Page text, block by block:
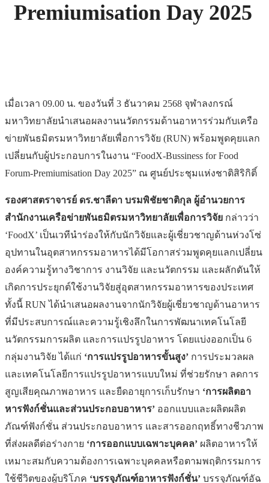
Premiumisation Day 2025
เมื่อเวลา 09.00 น. ของวันที่ 3 ธันวาคม 2568 จุฬาลงกรณ์
มหาวิทยาลัยนำเสนอผลงานนวัตกรรมด้านอาหารร่วมกับเครือ
ข่ายพันธมิตรมหาวิทยาลัยเพื่อการวิจัย (RUN) พร้อมพูดคุยแลก
เปลี่ยนกับผู้ประกอบการในงาน “FoodX-Bussiness for Food
Forum-Premiumisation Day 2025” ณ ศูนย์ประชุมแห่งชาติสิริกิติ์
รองศาสตราจารย์ ดร.ชาลีดา บรมพิชัยชาติกุล ผู้อำนวยการ
สำนักงานเครือข่ายพันธมิตรมหาวิทยาลัยเพื่อการวิจัย กล่าวว่า
‘FoodX’ เป็นเวทีนำร่องให้กับนักวิจัยและผู้เชี่ยวชาญด้านห่วงโซ่
อุปทานในอุตสาหกรรมอาหารได้มีโอกาสร่วมพูดคุยแลกเปลี่ยน
องค์ความรู้ทางวิชาการ งานวิจัย และนวัตกรรม และผลักดันให้
เกิดการประยุกต์ใช้งานวิจัยสู่อุตสาหกรรมอาหารของประเทศ
ทั้งนี้ RUN ได้นำเสนอผลงานจากนักวิจัยผู้เชี่ยวชาญด้านอาหาร
ที่มีประสบการณ์และความรู้เชิงลึกในการพัฒนาเทคโนโลยี
นวัตกรรมการผลิต และการแปรรูปอาหาร โดยแบ่งออกเป็น 6
กลุ่มงานวิจัย ได้แก่ ‘การแปรรูปอาหารขั้นสูง’ การประมวลผล
และเทคโนโลยีการแปรรูปอาหารแบบใหม่ ที่ช่วยรักษา ลดการ
สูญเสียคุณภาพอาหาร และยืดอายุการเก็บรักษา ‘การผลิตอา
หารฟังก์ชั่นและส่วนประกอบอาหาร’ ออกแบบและผลิตผลิต
ภัณฑ์ฟังก์ชั่น ส่วนประกอบอาหาร และสารออกฤทธิ์ทางชีวภาพ
ที่ส่งผลดีต่อร่างกาย ‘การออกแบบเฉพาะบุคคล’ ผลิตอาหารให้
เหมาะสมกับความต้องการเฉพาะบุคคลหรือตามพฤติกรรมการ
ใช้ชีวิตของผู้บริโภค ‘บรรจุภัณฑ์อาหารฟังก์ชั่น’ บรรจุภัณฑ์อัฉ